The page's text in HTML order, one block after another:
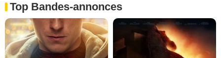
Top Bandes-annonces